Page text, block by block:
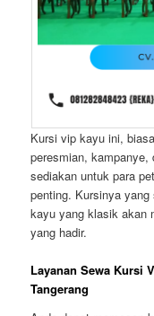
Kursi vip kayu ini,
peresmian, kampanye,
sediakan untuk para
penting. Kursinya yang
kayu yang klasik akan
yang hadir.
Layanan Sewa Kursi
Tangerang